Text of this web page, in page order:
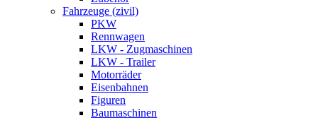
Fahrzeuge (zivil)
PKW
Rennwagen
LKW - Zugmaschinen
LKW - Trailer
Motorräder
Eisenbahnen
Figuren
Baumaschinen